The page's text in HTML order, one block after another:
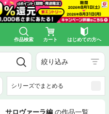
作品検索 カート はじめての方へ
絞り込み
シリーズでまとめる
サロヴァーラ編 の作品一覧